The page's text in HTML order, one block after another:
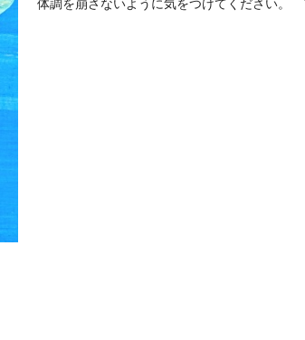
体調を崩さないように気をつけてください。